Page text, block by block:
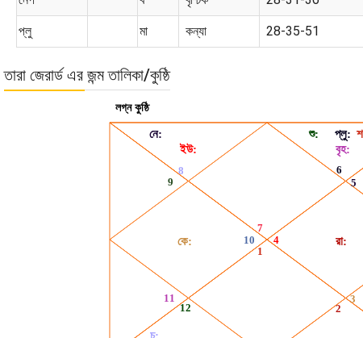
প্লু মা কন্যা 28-35-51
তারা জেরার্ড এর জন্ম তালিকা/কুষ্ঠি